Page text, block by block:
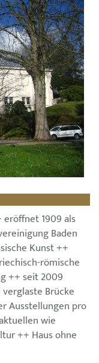
eröffnet 1909 als
Baden
Kunst ++
römische
++ seit 2009
Brücke
Ausstellungen pro
wie
++ Haus ohne